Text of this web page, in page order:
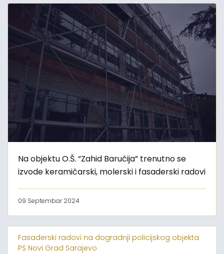
Na objektu O.Š. “Zahid Baručija” trenutno se
izvode keramičarski, molerski i fasaderski radovi
09 Septembar 2024
Fasaderski radovi na dogradnji policijskog objekta
PS Novi Grad Sarajevo